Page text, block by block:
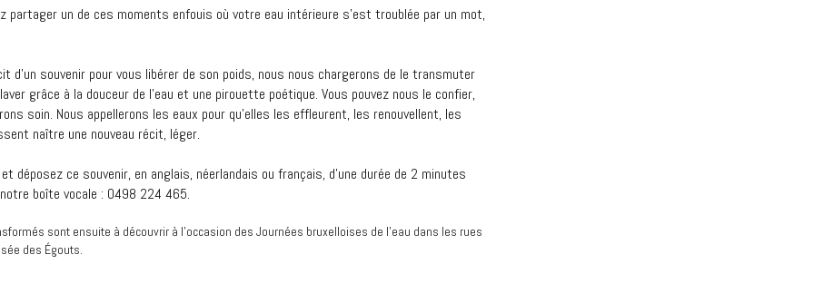
partager un de ces moments enfouis où votre eau intérieure s’est troublée par un mot,
d’un souvenir pour vous libérer de son poids, nous nous chargerons de le transmuter
grâce à la douceur de l’eau et une pirouette poétique. Vous pouvez nous le confier,
soin. Nous appellerons les eaux pour qu’elles les effleurent, les renouvellent, les
naître une nouveau récit, léger.
déposez ce souvenir, en anglais, néerlandais ou français, d’une durée de 2 minutes
boîte vocale : 0498 224 465.
sont ensuite à découvrir à l’occasion des Journées bruxelloises de l’eau dans les rues
des Égouts.